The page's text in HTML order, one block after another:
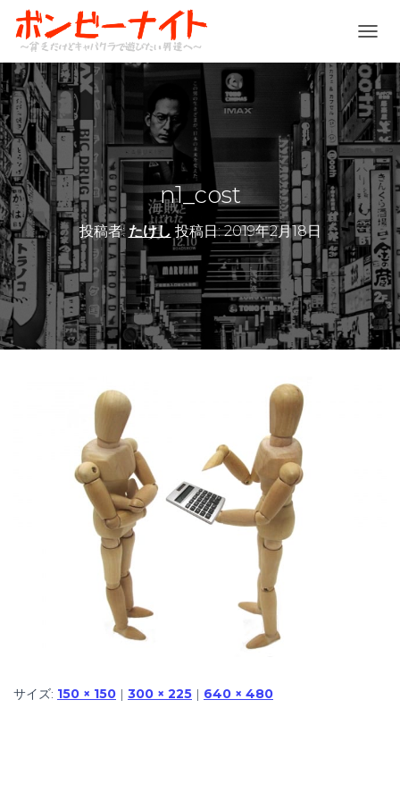
ビ
ゲ
ー
シ
ョ
ン
を
り
替
え
n1_cost
投稿者: たけし 投稿日:2019年2月18日
サイズ: 150 × 150 | 300 × 225 | 640 × 480